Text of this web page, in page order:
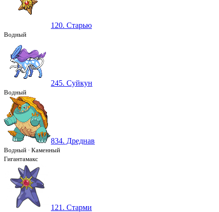
120. Старью
Водный
245. Суйкун
Водный
834. Дреднав
Водный · Каменный
Гигантамакс
121. Старми